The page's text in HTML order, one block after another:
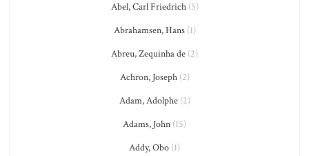
Abel, Carl Friedrich(5)
Abrahamsen, Hans(1)
Abreu, Zequinha de (2)
Achron, Joseph(2)
Adam, Adolphe(2)
Adams, John (15)
Addy, Obo (1)